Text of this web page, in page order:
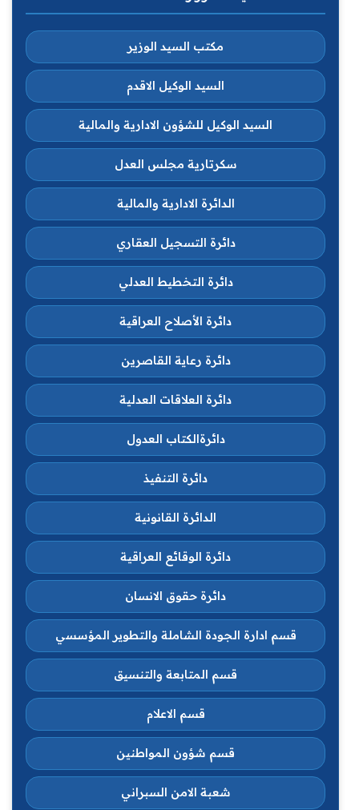
مكتب السيد الوزير
السيد الوكيل الاقدم
السيد الوكيل للشؤون الادارية والمالية
سكرتارية مجلس العدل
الدائرة الادارية والمالية
دائرة التسجيل العقاري
دائرة التخطيط العدلي
دائرة الأصلاح العراقية
دائرة رعاية القاصرين
دائرة العلاقات العدلية
دائرةالكتاب العدول
دائرة التنفيذ
الدائرة القانونية
دائرة الوقائع العراقية
دائرة حقوق الانسان
قسم ادارة الجودة الشاملة والتطوير المؤسسي
قسم المتابعة والتنسيق
قسم الاعلام
قسم شؤون المواطنين
شعبة الامن السبراني